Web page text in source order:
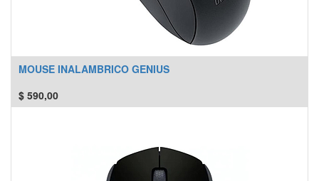
MOUSE INALAMBRICO GENIUS
$ 590,00